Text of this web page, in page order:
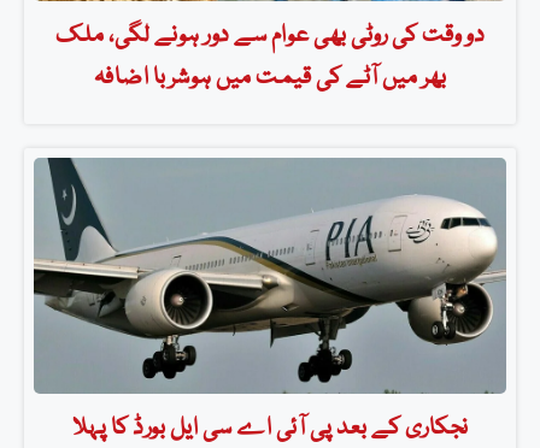
دو وقت کی روٹی بھی عوام سے دور ہونے لگی، ملک
بھر میں آٹے کی قیمت میں ہوشربا اضافہ
نجکاری کے بعد پی آئی اے سی ایل بورڈ کا پہلا